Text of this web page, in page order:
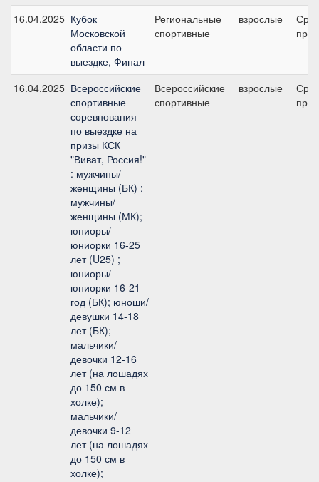
16.04.2025 Кубок
Московской
области по
выездке, Финал
Региональные
спортивные
взрослые
16.04.2025 Всероссийские
спортивные
соревнования
по выездке на
призы КСК
"Виват, Россия!"
: мужчины/
женщины (БК) ;
мужчины/
женщины (МК);
юниоры/
юниорки 16-25
лет (U25) ;
юниоры/
юниорки 16-21
год (БК); юноши/
девушки 14-18
лет (БК);
мальчики/
девочки 12-16
лет (на лошадях
до 150 см в
холке);
мальчики/
девочки 9-12
лет (на лошадях
до 150 см в
холке);
Всероссийские
спортивные
взрослые